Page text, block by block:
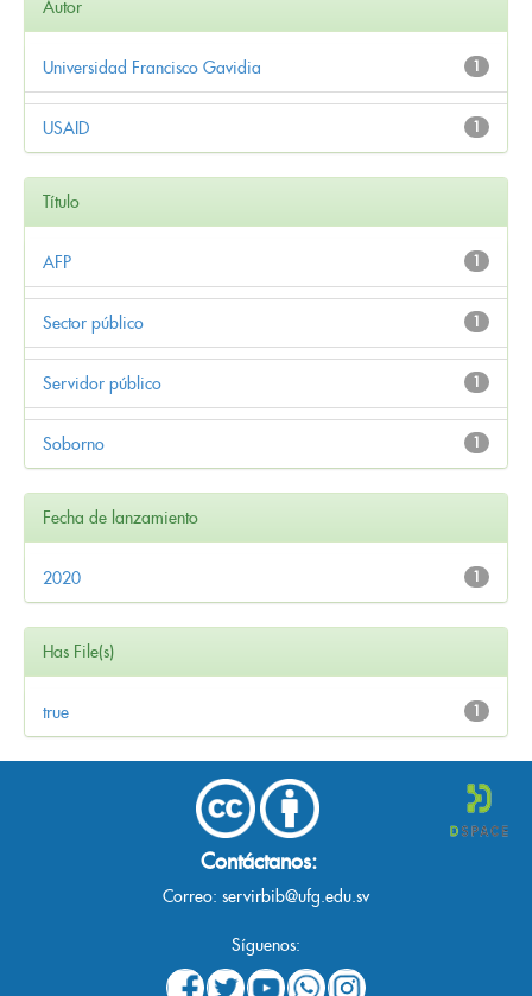
Autor
1
Universidad Francisco Gavidia
1
USAID
Título
1
AFP
1
Sector público
1
Servidor público
1
Soborno
Fecha de lanzamiento
1
2020
Has File(s)
1
true
Contáctanos:
Correo: servirbib@ufg.edu.sv
Síguenos: